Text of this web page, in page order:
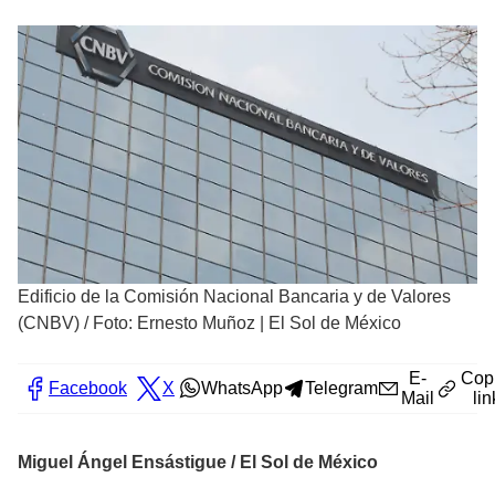
Edificio de la Comisión Nacional Bancaria y de Valores
(CNBV) / Foto: Ernesto Muñoz | El Sol de México
Facebook X WhatsApp Telegram
E-
Mail
Miguel Ángel Ensástigue / El Sol de México